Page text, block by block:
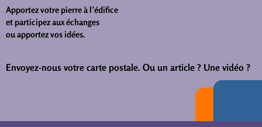
Apportez votre pierre à l’édifice
et participez aux échanges
ou apportez vos idées.
Envoyez-nous votre carte postale. Ou un article ? Une vidéo ?